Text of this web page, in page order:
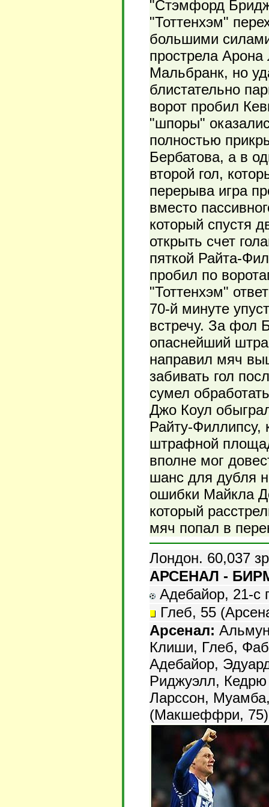
"Стэмфорд
"Тоттенхэм"
большими
прострела
Мальбранк, но
блистательно
ворот пробил
"шпоры"
полностью
Бербатова, а в
второй гол,
перерыва игра
вместо
который спустя
открыть счет
пяткой Райта-
пробил по
"Тоттенхэм"
70-й минуте
встречу. За фол
опаснейший
направил мяч
забивать гол
сумел
Джо Коул
Райту-Филлипсу,
штрафной
вполне мог
шанс для дубля
ошибки Майкла
который
мяч попал в
Лондон. 60,037
АРСЕНАЛ -
Адебайор, 21-с
Глеб, 55
Арсенал:
Клиши, Глеб,
Адебайор,
Риджуэлл,
Ларссон,
(Макшеффри,